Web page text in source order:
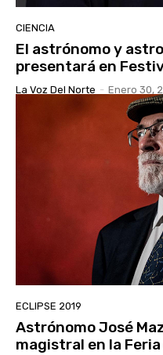
CIENCIA
El astrónomo y
presentará en
La Voz Del Norte - Enero 30,
ECLIPSE 2019
Astrónomo José
magistral en la